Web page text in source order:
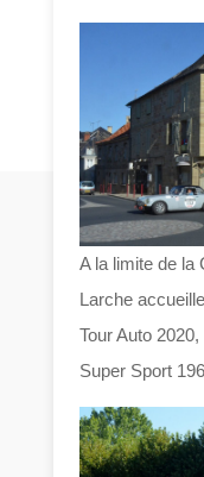
A la limite de la
Larche
Tour Auto
Super Sport